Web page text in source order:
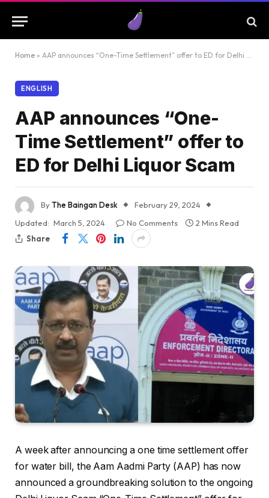
Home » AAP announces “One-Time Settlement” offer to ED for Delhi Liquor Scam
ENGLISH
AAP announces “One-
Time Settlement” offer to
ED for Delhi Liquor Scam
ByThe Baingan Desk
February 29, 2024
Updated: March 5, 2024 No Comments
2 Mins Read
Share
A week after announcing a one time settlement offer
for water bill, the Aam Aadmi Party (AAP) has now
announced a groundbreaking solution to the ongoing